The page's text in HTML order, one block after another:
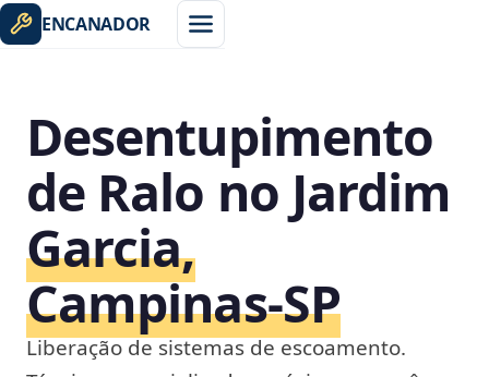
ENCANADOR
Desentupimento
de Ralo no Jardim
Garcia,
Campinas‑SP
Liberação de sistemas de escoamento.